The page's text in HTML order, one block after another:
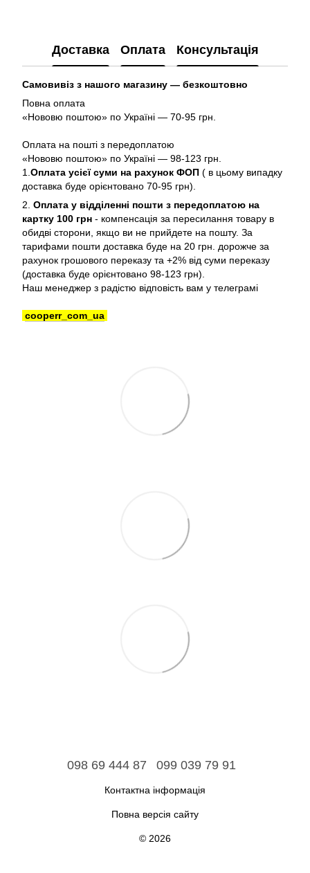
Доставка Оплата Консультація
Самовивіз з нашого магазину — безкоштовно
Повна оплата
«Нововю поштою» по Україні — 70-95 грн.
Оплата на пошті з передоплатою
«Нововю поштою» по Україні — 98-123 грн.
1. Оплата усієї суми на рахунок ФОП ( в цьому випадку
доставка буде орієнтовано 70-95 грн).
2. Оплата у відділенні пошти з передоплатою на
картку 100 грн - компенсація за пересилання товару в
обидві сторони, якщо ви не прийдете на пошту. За
тарифами пошти доставка буде на 20 грн. дорожче за
рахунок грошового переказу та +2% від суми переказу
(доставка буде орієнтовано 98-123 грн).
Наш менеджер з радістю відповість вам у телеграмі
cooperr_com_ua
098 69 444 87 099 039 79 91
Контактна інформація
Повна версія сайту
© 2026